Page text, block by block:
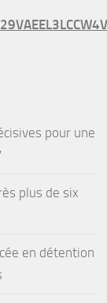
pour une
plus de six
en détention